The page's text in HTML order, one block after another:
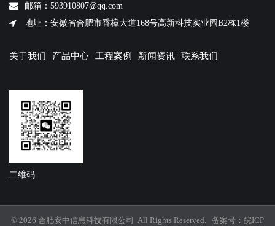
邮箱：593910807@qq.com
地址：安徽省合肥市香樟大道168号高新科技实业园B2栋1楼
关于我们 产品中心 工程案例 新闻资讯 联系我们
二维码
© 2026 合肥安中信息科技有限公司 All Rights Reserved. 备案号： 皖ICP